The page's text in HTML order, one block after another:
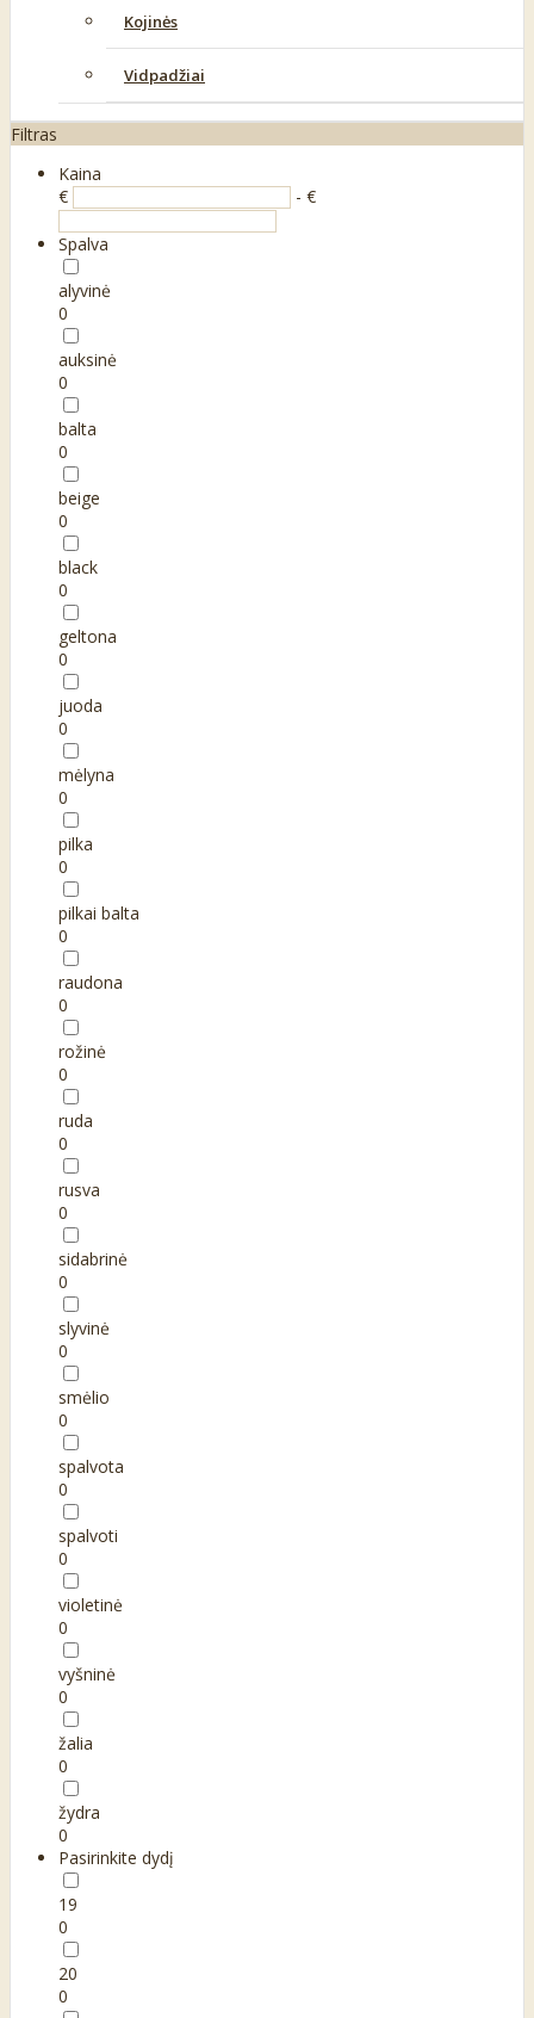
Kojinės
Vidpadžiai
Filtras
Kaina
€
- €
Spalva
alyvinė
0
auksinė
0
balta
0
beige
0
black
0
geltona
0
juoda
0
mėlyna
0
pilka
0
pilkai balta
0
raudona
0
rožinė
0
ruda
0
rusva
0
sidabrinė
0
slyvinė
0
smėlio
0
spalvota
0
spalvoti
0
violetinė
0
vyšninė
0
žalia
0
žydra
0
Pasirinkite dydį
19
0
20
0